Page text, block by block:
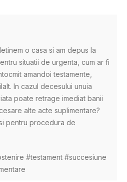
o casa si am depus la
situatii de urgenta, cum ar fi
amandoi testamente,
In cazul decesului unuia
poate retrage imediat banii
alte acte suplimentare?
pentru procedura de
#testament #succesiune